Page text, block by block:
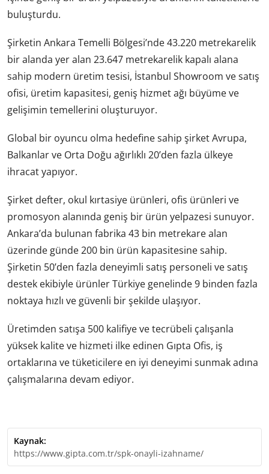
buluşturdu.
Şirketin Ankara Temelli Bölgesi’nde 43.220 metrekarelik
bir alanda yer alan 23.647 metrekarelik kapalı alana
sahip modern üretim tesisi, İstanbul Showroom ve satış
ofisi, üretim kapasitesi, geniş hizmet ağı büyüme ve
gelişimin temellerini oluşturuyor.
Global bir oyuncu olma hedefine sahip şirket Avrupa,
Balkanlar ve Orta Doğu ağırlıklı 20’den fazla ülkeye
ihracat yapıyor.
Şirket defter, okul kırtasiye ürünleri, ofis ürünleri ve
promosyon alanında geniş bir ürün yelpazesi sunuyor.
Ankara’da bulunan fabrika 43 bin metrekare alan
üzerinde günde 200 bin ürün kapasitesine sahip.
Şirketin 50’den fazla deneyimli satış personeli ve satış
destek ekibiyle ürünler Türkiye genelinde 9 binden fazla
noktaya hızlı ve güvenli bir şekilde ulaşıyor.
Üretimden satışa 500 kalifiye ve tecrübeli çalışanla
yüksek kalite ve hizmeti ilke edinen Gıpta Ofis, iş
ortaklarına ve tüketicilere en iyi deneyimi sunmak adına
çalışmalarına devam ediyor.
Kaynak:
https://www.gipta.com.tr/spk-onayli-izahname/